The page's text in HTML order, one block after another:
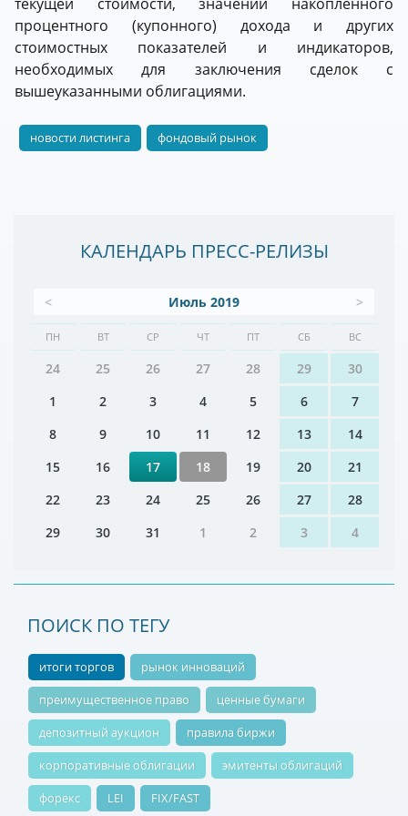
процентного (купонного) дохода и других
стоимостных показателей и индикаторов,
необходимых для заключения сделок с
вышеуказанными облигациями.
новости листинга фондовый рынок
КАЛЕНДАРЬ ПРЕСС-РЕЛИЗЫ
< Июль 2019 >
ПН ВТ СР ЧТ ПТ СБ ВС
24 25 26 27 28 29
30
1
2 3 4 5 6
7
8
9 10 11 12 13
14
15
16 17 18 19 20
21
22
23 24 25 26 27
28
29
30 31 1 2 3 4
ПОИСК ПО ТЕГУ
итоги торгов
рынок инноваций
преимущественное право
ценные бумаги
депозитный аукцион
правила биржи
корпоративные облигации
эмитенты облигаций
форекс
LEI
FIX/FAST